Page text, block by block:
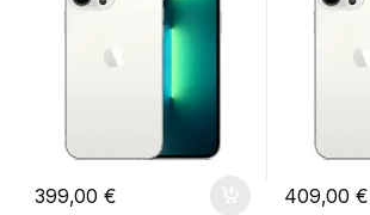
399,00€ 409,00€